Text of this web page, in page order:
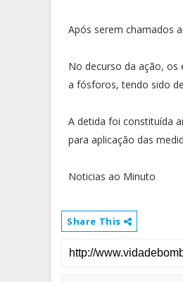
Após serem chamados
No decurso da ação, os
a fósforos, tendo sido
A detida foi constituída
para aplicação das
Noticias ao Minuto
Share This